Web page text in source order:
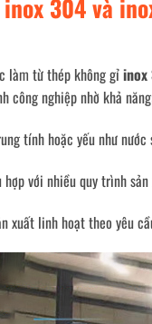
304 và
làm từ thép không gỉinox
công nghiệp nhờ khả
tính hoặc yếu như nước
với nhiều quy trình
xuất linh hoạt theo yêu